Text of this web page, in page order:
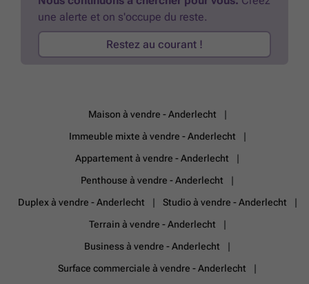
situation géographique de ce bureau est idéale : à proximité
immédiate de la ceinture bruxelloise et de l’autoroute E19, l’accès au
centre-ville de Bruxelles est rapide et aisé. Les transports en commun
sont également très bien desservis, avec la gare Bruxelles-Midi située
à seulement cinq minutes, et une halte de bus en entrée du parc
engagement, nous vous invitons à contacter PANORAMA B2B.
Saisissez l’occasion d’implanter votre entreprise dans ce cadre
professionnel d’exception à Anderlecht.En savoir plus ?
une alerte et on s'occupe du reste.
Restez au courant !
Maison à vendre - Anderlecht
Immeuble mixte à vendre - Anderlecht
Appartement à vendre - Anderlecht
Penthouse à vendre - Anderlecht
Duplex à vendre - Anderlecht
Studio à vendre - Anderlecht
Terrain à vendre - Anderlecht
Business à vendre - Anderlecht
Surface commerciale à vendre - Anderlecht